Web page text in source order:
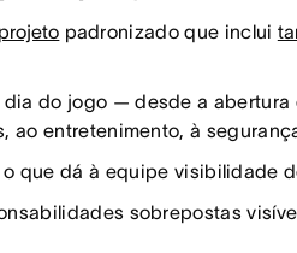
padronizado que inclui
do jogo — desde a
entretenimento, à
que dá à equipe visibilidade
sobrepostas